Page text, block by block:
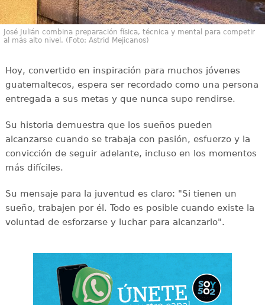
José Julián combina preparación física, técnica y mental para competir
al más alto nivel. (Foto: Astrid Mejicanos)
Hoy, convertido en inspiración para muchos jóvenes
guatemaltecos, espera ser recordado como una persona
entregada a sus metas y que nunca supo rendirse.
Su historia demuestra que los sueños pueden
alcanzarse cuando se trabaja con pasión, esfuerzo y la
convicción de seguir adelante, incluso en los momentos
más difíciles.
Su mensaje para la juventud es claro: "Si tienen un
sueño, trabajen por él. Todo es posible cuando existe la
voluntad de esforzarse y luchar para alcanzarlo".